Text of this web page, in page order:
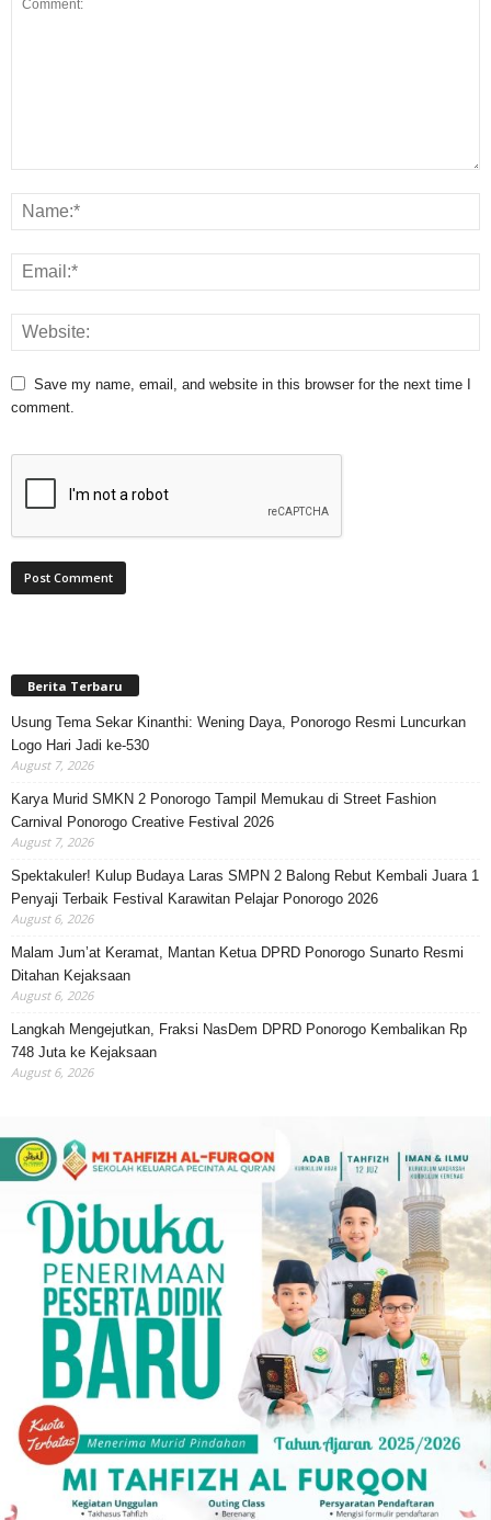
Save my name, email, and website in this browser for the next time I
comment.
Berita Terbaru
Usung Tema Sekar Kinanthi: Wening Daya, Ponorogo Resmi Luncurkan
Logo Hari Jadi ke-530
August 7, 2026
Karya Murid SMKN 2 Ponorogo Tampil Memukau di Street Fashion
Carnival Ponorogo Creative Festival 2026
August 7, 2026
Spektakuler! Kulup Budaya Laras SMPN 2 Balong Rebut Kembali Juara 1
Penyaji Terbaik Festival Karawitan Pelajar Ponorogo 2026
August 6, 2026
Malam Jum’at Keramat, Mantan Ketua DPRD Ponorogo Sunarto Resmi
Ditahan Kejaksaan
August 6, 2026
Langkah Mengejutkan, Fraksi NasDem DPRD Ponorogo Kembalikan Rp
748 Juta ke Kejaksaan
August 6, 2026